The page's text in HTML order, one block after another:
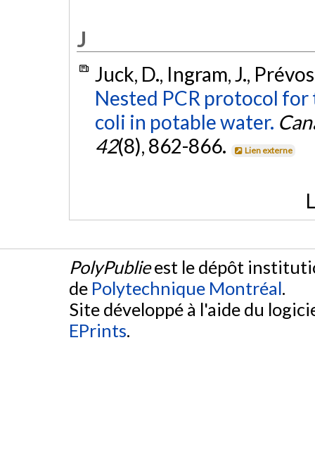
J
Juck, D., Ingram, J.,
Nested PCR protocol
coli in potable water.
42(8), 862-866. Lien externe
PolyPublieest le dépôt
de Polytechnique Montréal.
Site développé à l'aide du
EPrints.